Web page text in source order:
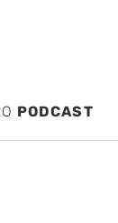
PODCAST